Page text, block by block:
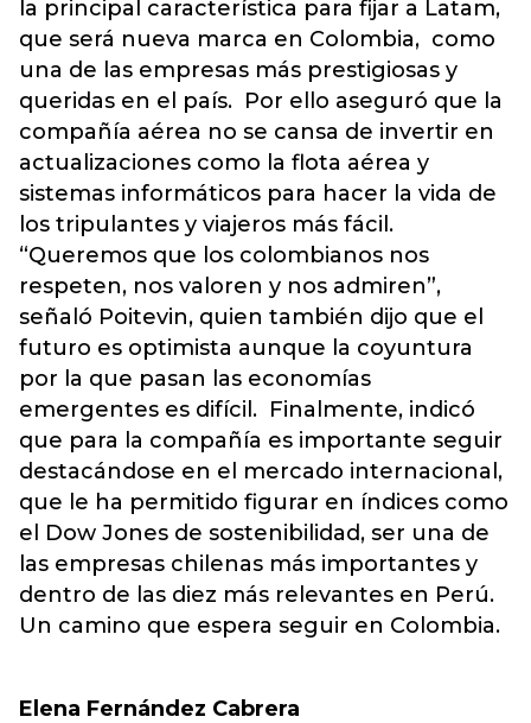
la principal característica para fijar a Latam,
que será nueva marca en Colombia, como
una de las empresas más prestigiosas y
queridas en el país. Por ello aseguró que la
compañía aérea no se cansa de invertir en
actualizaciones como la flota aérea y
sistemas informáticos para hacer la vida de
los tripulantes y viajeros más fácil.
“Queremos que los colombianos nos
respeten, nos valoren y nos admiren”,
señaló Poitevin, quien también dijo que el
futuro es optimista aunque la coyuntura
por la que pasan las economías
emergentes es difícil. Finalmente, indicó
que para la compañía es importante seguir
destacándose en el mercado internacional,
que le ha permitido figurar en índices como
el Dow Jones de sostenibilidad, ser una de
las empresas chilenas más importantes y
dentro de las diez más relevantes en Perú.
Un camino que espera seguir en Colombia.
Elena Fernández Cabrera